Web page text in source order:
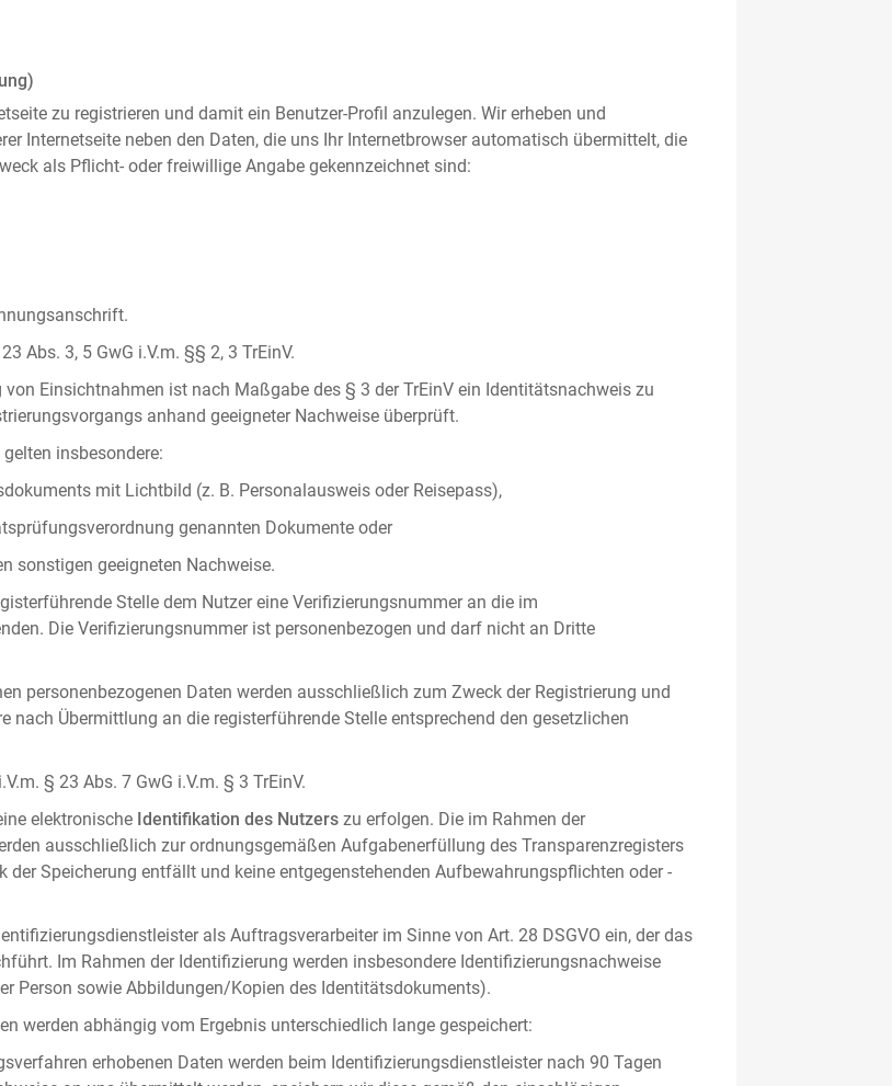
zu registrieren und damit ein Benutzer-Profil anzulegen. Wir erheben und
Internetseite neben den Daten, die uns Ihr Internetbrowser automatisch übermittelt, die
als Pflicht- oder freiwillige Angabe gekennzeichnet sind:
Abs. 3, 5 GwG i.V.m. §§ 2, 3 TrEinV.
Einsichtnahmen ist nach Maßgabe des § 3 der TrEinV ein Identitätsnachweis zu
anhand geeigneter Nachweise überprüft.
gelten insbesondere:
mit Lichtbild (z. B. Personalausweis oder Reisepass),
genannten Dokumente oder
sonstigen geeigneten Nachweise.
Stelle dem Nutzer eine Verifizierungsnummer an die im
Die Verifizierungsnummer ist personenbezogen und darf nicht an Dritte
personenbezogenen Daten werden ausschließlich zum Zweck der Registrierung und
nach Übermittlung an die registerführende Stelle entsprechend den gesetzlichen
§ 23 Abs. 7 GwG i.V.m. § 3 TrEinV.
elektronische Identifikation des Nutzers zu erfolgen. Die im Rahmen der
ausschließlich zur ordnungsgemäßen Aufgabenerfüllung des Transparenzregisters
der Speicherung entfällt und keine entgegenstehenden Aufbewahrungspflichten oder -
als Auftragsverarbeiter im Sinne von Art. 28 DSGVO ein, der das
Im Rahmen der Identifizierung werden insbesondere Identifizierungsnachweise
Person sowie Abbildungen/Kopien des Identitätsdokuments).
werden abhängig vom Ergebnis unterschiedlich lange gespeichert:
erhobenen Daten werden beim Identifizierungsdienstleister nach 90 Tagen